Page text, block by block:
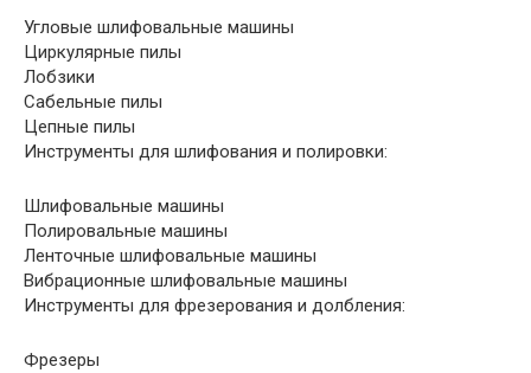
Угловые шлифовальные машины
Циркулярные пилы
Лобзики
Сабельные пилы
Цепные пилы
Инструменты для шлифования и полировки:
Шлифовальные машины
Полировальные машины
Ленточные шлифовальные машины
Вибрационные шлифовальные машины
Инструменты для фрезерования и долбления:
Фрезеры